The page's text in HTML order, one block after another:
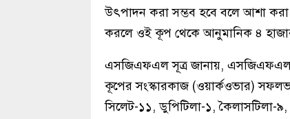
উৎপাদন করা সম্ভব হবে বলে আশা করা
করলে ওই কূপ থেকে আনুমানিক ৪
এসজিএফএল সূত্র জানায়, এসজিএফএল ও
কূপের সংস্কারকাজ (ওয়ার্কওভার)
সিলেট-১১, ডুপিটিলা-১,